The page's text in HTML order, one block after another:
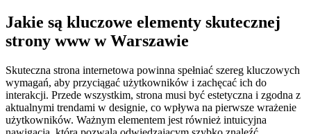
Jakie są kluczowe elementy skutecznej
strony www w Warszawie
Skuteczna strona internetowa powinna spełniać szereg kluczowych
wymagań, aby przyciągać użytkowników i zachęcać ich do
interakcji. Przede wszystkim, strona musi być estetyczna i zgodna z
aktualnymi trendami w designie, co wpływa na pierwsze wrażenie
użytkowników. Ważnym elementem jest również intuicyjna